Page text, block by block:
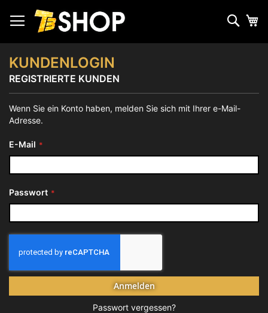
Inhalt
springen
KUNDENLOGIN
REGISTRIERTE KUNDEN
Wenn Sie ein Konto haben, melden Sie sich mit Ihrer e-Mail-
Adresse.
E-Mail
Passwort
Anmelden
Passwort vergessen?